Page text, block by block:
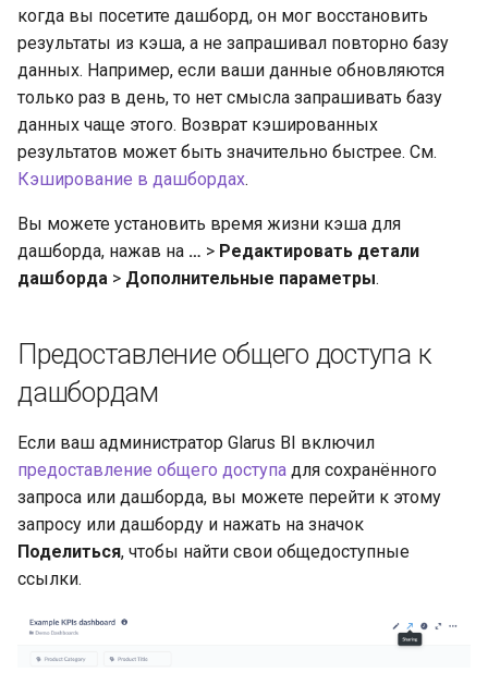
когда вы посетите дашборд, он мог восстановить
результаты из кэша, а не запрашивал повторно базу
данных. Например, если ваши данные обновляются
только раз в день, то нет смысла запрашивать базу
данных чаще этого. Возврат кэшированных
результатов может быть значительно быстрее. См.
Кэширование в дашбордах.
Вы можете установить время жизни кэша для
дашборда, нажав на … > Редактировать детали
дашборда > Дополнительные параметры.
Предоставление общего доступа к
дашбордам
Если ваш администратор Glarus BI включил
предоставление общего доступа для сохранённого
запроса или дашборда, вы можете перейти к этому
запросу или дашборду и нажать на значок
Поделиться, чтобы найти свои общедоступные
ссылки.